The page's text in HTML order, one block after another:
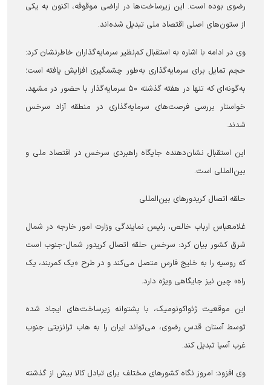
رضوی بوده است. این زیرساخت‌ها در اراضی موقوفه، اکنون به یکی
از ستون‌های اصلی اقتصاد ملی تبدیل شده‌اند.
وی در ادامه با اشاره به استقبال کم‌نظیر سرمایه‌گذاران خاطرنشان کرد:
حجم تمایل برای سرمایه‌گذاری به‌طور چشمگیری افزایش یافته است؛
به‌گونه‌ای که تنها در هفته گذشته ۵۰ سرمایه‌گذار با حضور در مشهد،
خواستار بررسی فرصت‌های سرمایه‌گذاری در منطقه آزاد سرخس
شدند.
این استقبال نشان‌دهنده جایگاه راهبردی سرخس در اقتصاد ملی و
بین‌المللی است.
حلقه اتصال کریدور‌های بین‌المللی
غلامعباس ارباب خالص، رئیس نمایندگی وزارت امور خارجه در شمال
شرق کشور بیان کرد: سرخس حلقه اتصال کریدور شمال-جنوب است
که روسیه را به خلیج فارس متصل می‌کند و در طرح «یک کمربند، یک
راه» چین نیز جایگاهی ویژه دارد.
این موقعیت ژئواکونومیک، با پشتوانه زیرساخت‌های ایجاد شده
توسط آستان قدس رضوی، می‌تواند ایران را به هاب ترانزیتی جنوب
غرب آسیا تبدیل کند.
وی افزود: امروز نگاه کشور‌های مختلف برای تبادل کالا بیش از گذشته